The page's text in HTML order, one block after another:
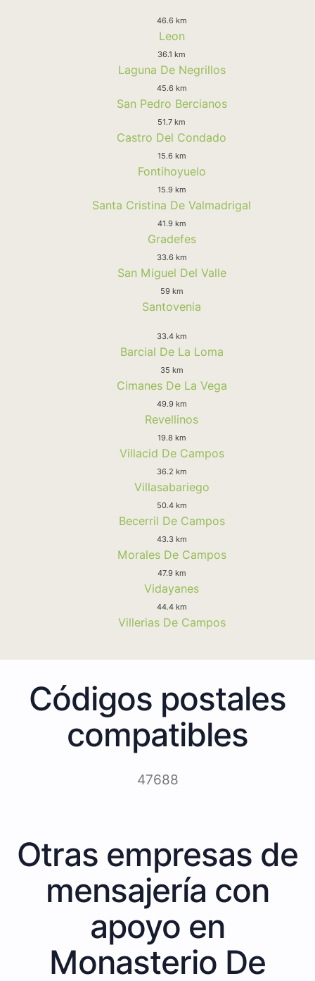
46.6 km
Leon
36.1 km
Laguna De Negrillos
45.6 km
San Pedro Bercianos
51.7 km
Castro Del Condado
15.6 km
Fontihoyuelo
15.9 km
Santa Cristina De Valmadrigal
41.9 km
Gradefes
33.6 km
San Miguel Del Valle
59 km
Santovenia
33.4 km
Barcial De La Loma
35 km
Cimanes De La Vega
49.9 km
Revellinos
19.8 km
Villacid De Campos
36.2 km
Villasabariego
50.4 km
Becerril De Campos
43.3 km
Morales De Campos
47.9 km
Vidayanes
44.4 km
Villerias De Campos
Códigos postales
compatibles
47688
Otras empresas de
mensajería con
apoyo en
Monasterio De